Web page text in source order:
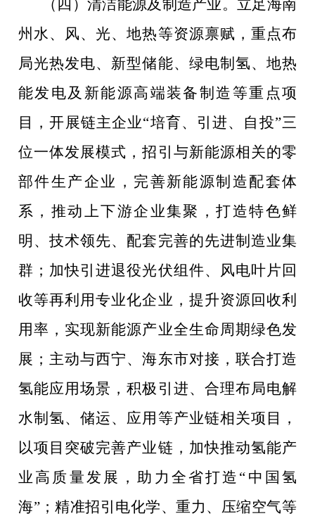
（四）清洁能源及制造产业。 立足海南
州水、风、光、地热等资源禀赋，重点布
局光热发电、新型储能、绿电制氢、地热
能发电及新能源高端装备制造等重点项
目，开展链主企业“培育、引进、自投”三
位一体发展模式，招引与新能源相关的零
部件生产企业，完善新能源制造配套体
系，推动上下游企业集聚，打造特色鲜
明、技术领先、配套完善的先进制造业集
群 ；加快引进退役光伏组件、
风电叶片回
收等再利用专业化企业，提升资源回收利
用率，实现新能源产业全生命周期绿色发
展 ；主动与西宁、海东市对接，联合打造
氢能应用场景，积极引进、合理布局电解
水制氢、储运、应用等产业链相关项目，
以项目突破完善产业链，加快推动氢能产
业高质量发展，助力全省打造 “ 中国氢
海”；精准招引电化学、重力、压缩空气等